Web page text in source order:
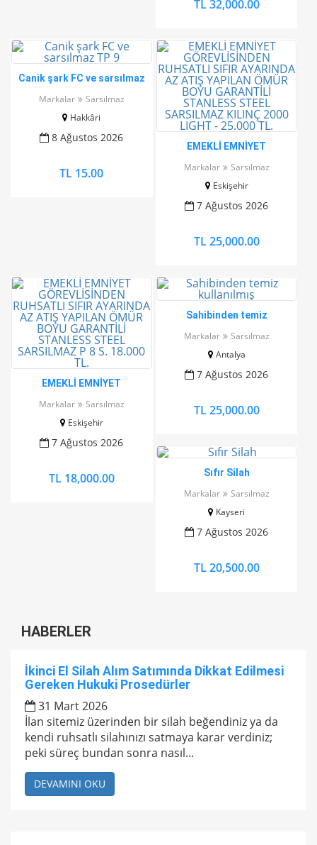
TL 32,000.00
Canik şark FC ve sarsılmaz
Markalar
Sarsılmaz
Hakkâri
8 Ağustos 2026
TL 15.00
EMEKLİ EMNİYET
YAPILAN ÖMÜR BOYU
GARANTİLİ STANLESS
Markalar
Sarsılmaz
Eskişehir
7 Ağustos 2026
TL 25,000.00
EMEKLİ EMNİYET
YAPILAN ÖMÜR BOYU
GARANTİLİ STANLESS
Markalar
Sarsılmaz
Eskişehir
7 Ağustos 2026
TL 18,000.00
Sahibinden temiz
Markalar
Sarsılmaz
Antalya
7 Ağustos 2026
TL 25,000.00
Sıfır Silah
Markalar
Sarsılmaz
Kayseri
7 Ağustos 2026
TL 20,500.00
HABERLER
İkinci El Silah Alım Satımında Dikkat Edilmesi
Gereken Hukuki Prosedürler
31 Mart 2026
İlan sitemiz üzerinden bir silah beğendiniz ya da
kendi ruhsatlı silahınızı satmaya karar verdiniz;
peki süreç bundan sonra nasıl...
DEVAMINI OKU